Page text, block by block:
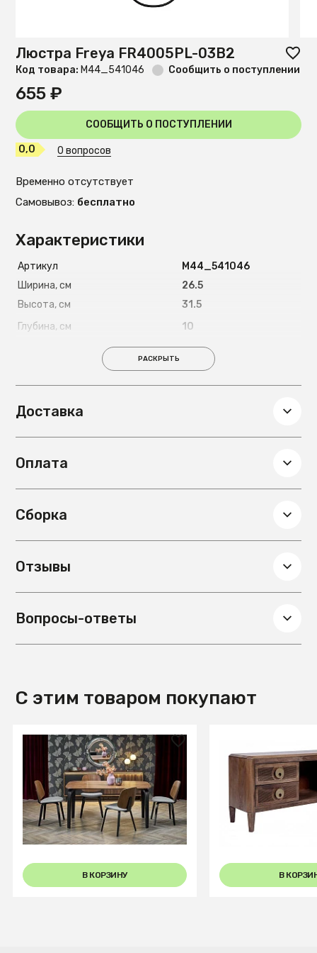
Характеристики
Артикул
М44_541046
Ширина, см
26.5
Высота, см
31.5
Глубина, см
10
1
РАСКРЫТЬ
Доставка
Оплата
Сборка
Отзывы
Вопросы-ответы
Люстра Freya FR4005PL-03B2
Код товара: М44_541046 Сообщить о поступлении
655 ₽
СООБЩИТЬ О ПОСТУПЛЕНИИ
0,0 0 вопросов
Временно отсутствует
Самовывоз: бесплатно
С этим товаром покупают
62 640 ₽
Стол обеденный Halmar
PEDRO 160 (орех/черный)
В КОРЗИНУ
98 990 ₽
Тумба под ТВ
0.6x1.4x0.4м
В